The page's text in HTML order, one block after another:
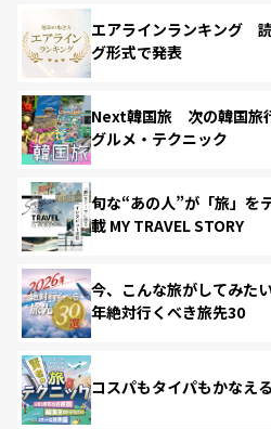
エアラインランキング
グ形式で発表
Next韓国旅 次の韓国旅
グルメ・テクニック
旬な“あの人”が「旅」を
載 MY TRAVEL STORY
今、こんな旅がしてみた
年絶対行くべき旅先30
コスパもタイパもかなえ